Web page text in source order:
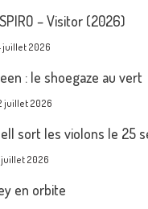
– Visitor (2026)
juillet 2026
: le shoegaze au vert
juillet 2026
sort les violons le 25
juillet 2026
en orbite